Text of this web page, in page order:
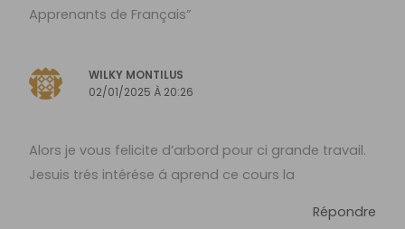
Apprenants de Français”
WILKY MONTILUS
02/01/2025 À 20:26
Alors je vous felicite d’arbord pour ci grande travail.
Jesuis trés intérése á aprend ce cours la
Répondre